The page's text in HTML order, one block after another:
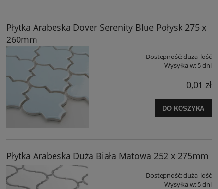
Płytka Arabeska Dover Serenity Blue Połysk 275 x
260mm
Dostępność:duża ilość
Wysyłka w: 5 dni
0,01 zł
DO KOSZYKA
Płytka Arabeska Duża Biała Matowa 252 x 275mm
Dostępność:duża ilość
Wysyłka w: 5 dni